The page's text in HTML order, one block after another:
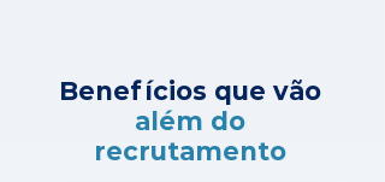
Benefícios que vão
além do
recrutamento